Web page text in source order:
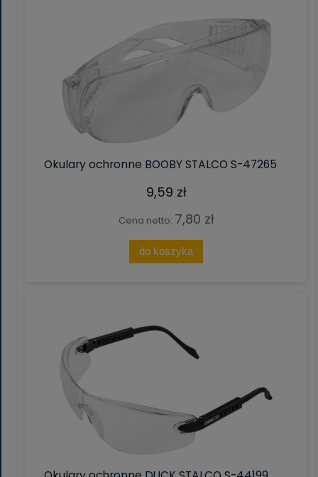
Okulary ochronne BOOBY STALCO S-47265
9,59 zł
Cena netto: 7,80 zł
do koszyka